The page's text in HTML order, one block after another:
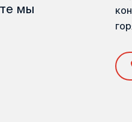
мы